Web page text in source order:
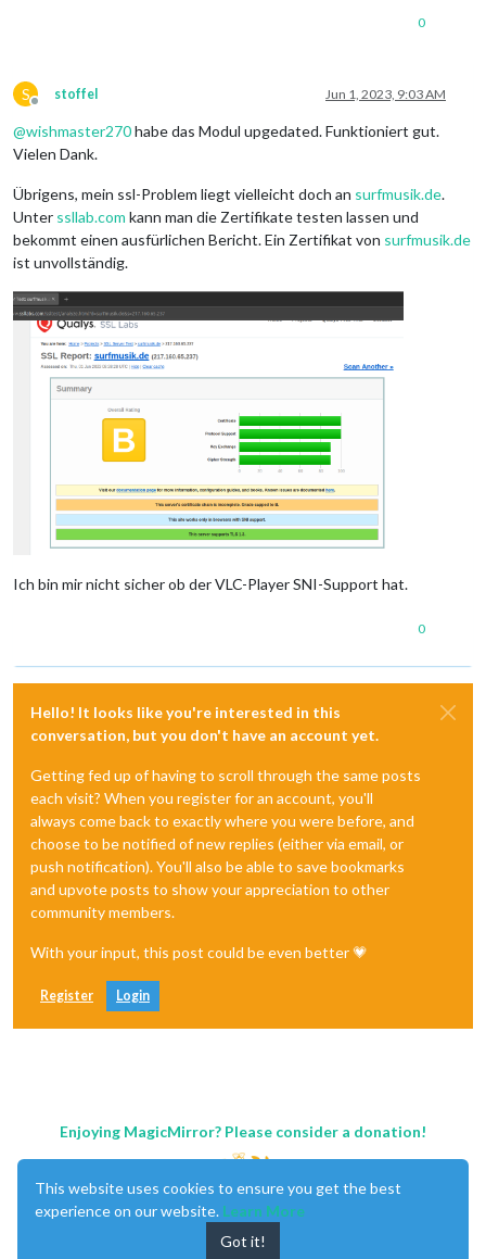
0
S
Offline
stoffel Jun 1, 2023, 9:03 AM
@wishmaster270habe das Modul upgedated. Funktioniert gut.
Vielen Dank.
Übrigens, mein ssl-Problem liegt vielleicht doch an surfmusik.de.
Unter ssllab.com kann man die Zertifikate testen lassen und
bekommt einen ausfürlichen Bericht. Ein Zertifikat von surfmusik.de
ist unvollständig.
Ich bin mir nicht sicher ob der VLC-Player SNI-Support hat.
0
Hello! It looks like you're interested in this
conversation, but you don't have an account yet.
Getting fed up of having to scroll through the same posts
each visit? When you register for an account, you'll
always come back to exactly where you were before, and
choose to be notified of new replies (either via email, or
push notification). You'll also be able to save bookmarks
and upvote posts to show your appreciation to other
community members.
With your input, this post could be even better 💗
Register Login
Enjoying MagicMirror? Please consider a donation!
This website uses cookies to ensure you get the best
experience on our website. Learn More
Got it!